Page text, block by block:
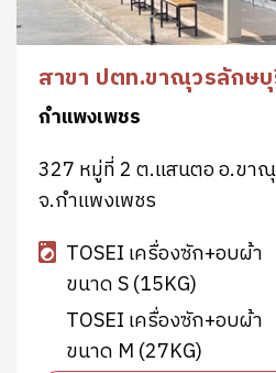
สาขา ปตท.ขาณุวรลักษ
กำแพงเพชร
327 หมู่ที่ 2 ต.แสนตอ อ.ขา
จ.กำแพงเพชร
TOSEI เครื่องซัก+อบผ้า
ขนาด S (15KG)
TOSEI เครื่องซัก+อบผ้า
ขนาด M (27KG)